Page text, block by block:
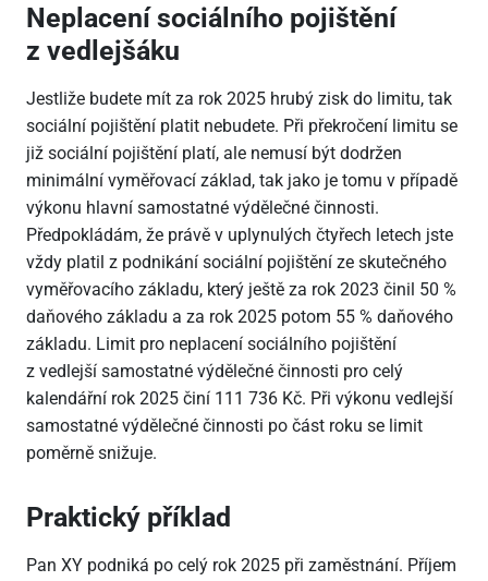
Neplacení sociálního pojištění
z vedlejšáku
Jestliže budete mít za rok 2025 hrubý zisk do limitu, tak
sociální pojištění platit nebudete. Při překročení limitu se
již sociální pojištění platí, ale nemusí být dodržen
minimální vyměřovací základ, tak jako je tomu v případě
výkonu hlavní samostatné výdělečné činnosti.
Předpokládám, že právě v uplynulých čtyřech letech jste
vždy platil z podnikání sociální pojištění ze skutečného
vyměřovacího základu, který ještě za rok 2023 činil 50 %
daňového základu a za rok 2025 potom 55 % daňového
základu. Limit pro neplacení sociálního pojištění
z vedlejší samostatné výdělečné činnosti pro celý
kalendářní rok 2025 činí 111 736 Kč. Při výkonu vedlejší
samostatné výdělečné činnosti po část roku se limit
poměrně snižuje.
Praktický příklad
Pan XY podniká po celý rok 2025 při zaměstnání. Příjem